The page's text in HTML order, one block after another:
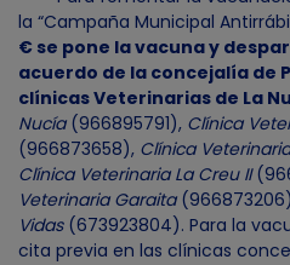
la “Campaña Municipal
€ se pone la vacuna y
acuerdo de la concejalía de
clínicas Veterinarias de La
Nucía(966895791), Clínica
(966873658), Clínica
Clínica Veterinaria La Creu II
Veterinaria Garaita
Vidas(673923804). Para la
cita previa en las clínicas